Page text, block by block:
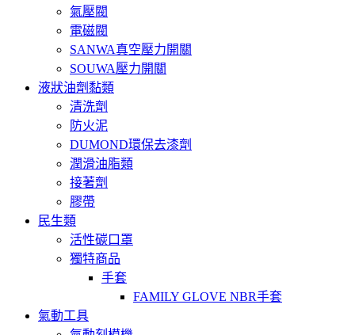
氣壓閥
電磁閥
SANWA真空壓力開關
SOUWA壓力開關
液狀油劑黏類
清洗劑
防火泥
DUMOND環保去漆劑
潤滑油脂類
接著劑
膠帶
民生類
活性碳口罩
獨特商品
手套
FAMILY GLOVE NBR手套
氣動工具